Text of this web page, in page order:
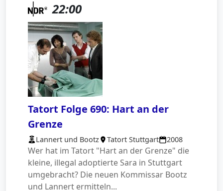
22:00
Tatort Folge 690: Hart an der
Grenze
Lannert und Bootz Tatort Stuttgart 2008
Wer hat im Tatort "Hart an der Grenze" die
kleine, illegal adoptierte Sara in Stuttgart
umgebracht? Die neuen Kommissar Bootz
und Lannert ermitteln...